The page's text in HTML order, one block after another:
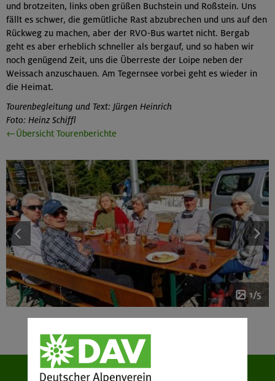
und brotzeiten, links oben grüßen Buchstein und Roßstein. Uns
fällt es schwer, die gemütliche Rast abzubrechen und uns auf den
Rückweg zu machen, aber der RVO-Bus wartet nicht. Bergab
geht es aber erheblich schneller als bergauf, und so haben wir
noch genügend Zeit, uns die Überreste der Loipe neben der
Weissach anzuschauen. Am Tegernsee vorbei geht es wieder in
die Heimat.
Tourenbegleitung und Text: Jürgen Heinrich
Foto: Heinz Schiffl
←Übersicht Tourenberichte
1/5